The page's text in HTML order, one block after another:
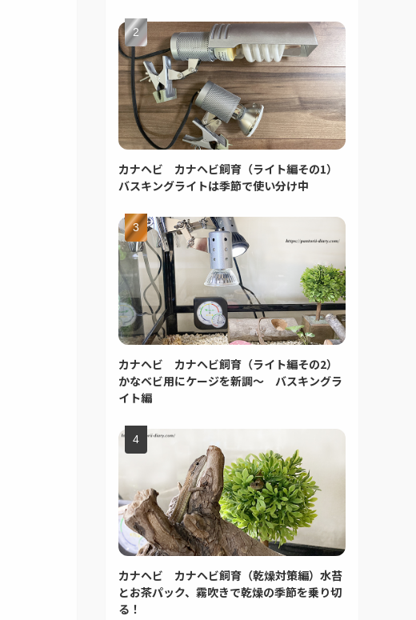
カナヘビ カナヘビ飼育（ライト編その1）
バスキングライトは季節で使い分け中
カナヘビ カナヘビ飼育（ライト編その2）
かなベビ用にケージを新調～ バスキングラ
イト編
カナヘビ カナヘビ飼育（乾燥対策編）水苔
とお茶パック、霧吹きで乾燥の季節を乗り切
る！